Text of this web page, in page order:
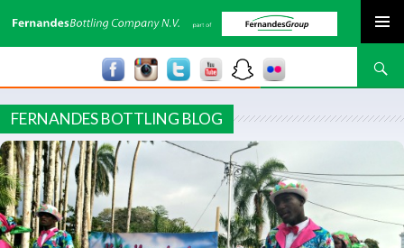
Zoeken
FERNANDES BOTTLING BLOG